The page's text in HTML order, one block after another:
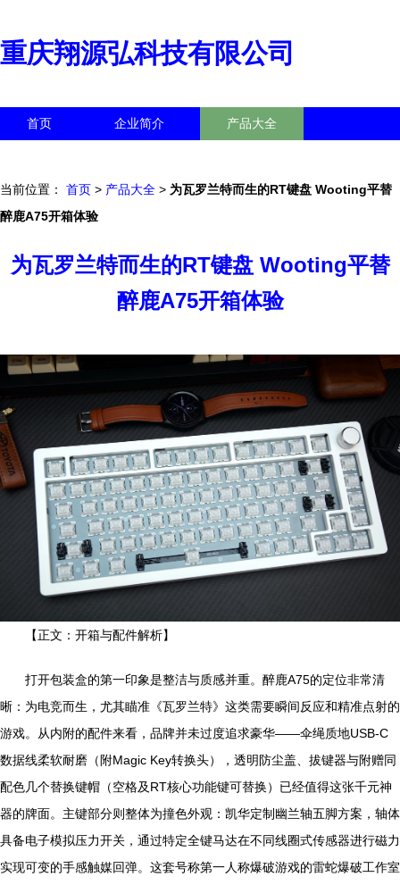
重庆翔源弘科技有限公司
首页 企业简介 产品大全
当前位置： 首页 > 产品大全 > 为瓦罗兰特而生的RT键盘 Wooting平替
醉鹿A75开箱体验
为瓦罗兰特而生的RT键盘 Wooting平替
醉鹿A75开箱体验
【正文：开箱与配件解析】
打开包装盒的第一印象是整洁与质感并重。醉鹿A75的定位非常清
晰：为电竞而生，尤其瞄准《瓦罗兰特》这类需要瞬间反应和精准点射的
游戏。从内附的配件来看，品牌并未过度追求豪华——伞绳质地USB-C
数据线柔软耐磨（附Magic Key转换头），透明防尘盖、拔键器与附赠同
配色几个替换键帽（空格及RT核心功能键可替换）已经值得这张千元神
器的牌面。主键部分则整体为撞色外观：凯华定制幽兰轴五脚方案，轴体
具备电子模拟压力开关，通过特定全键马达在不同线圈式传感器进行磁力
实现可变的手感触媒回弹。这套号称第一人称爆破游戏的雷蛇爆破工作室